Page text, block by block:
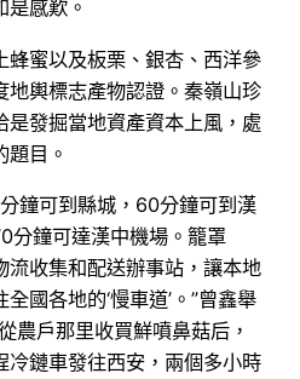
感歎。
蜂蜜以及板栗、銀杏、西洋參
地輿標志產物認證。秦嶺山珍
是發掘當地資產資本上風，處
目。
鐘可到縣城，60分鐘可到漢
分鐘可達漢中機場。籠罩
流收集和配送辦事站，讓本地
國各地的‘慢車道’。”曾鑫舉
農戶那里收買鮮噴鼻菇后，
冷鏈車發往西安，兩個多小時